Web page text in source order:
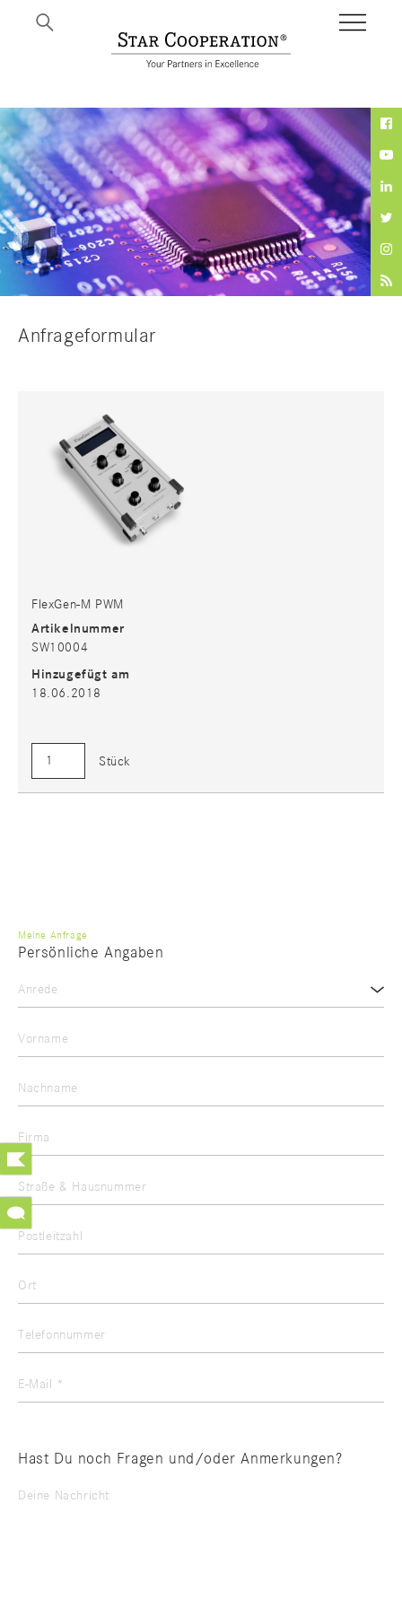
Anfrageformular
FlexGen-M PWM
Artikelnummer
SW10004
Hinzugefügt am
18.06.2018
Stück
Meine Anfrage
Persönliche Angaben
Anrede
Vorname
Nachname
Firma
Straße & Hausnummer
Postleitzahl
Ort
Telefonnummer
E-Mail *
Hast Du noch Fragen und/oder Anmerkungen?
Deine Nachricht